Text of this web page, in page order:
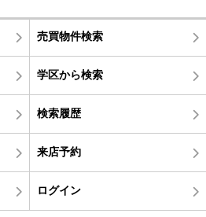
売買物件検索
学区から検索
検索履歴
来店予約
ログイン